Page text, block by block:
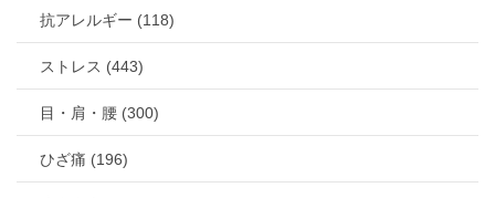
抗アレルギー (118)
ストレス (443)
目・肩・腰 (300)
ひざ痛 (196)